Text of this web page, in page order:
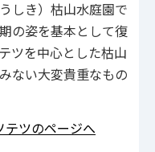
しき）枯山水庭園で
の姿を基本として復
ツを中心とした枯山
ない大変貴重なもの
テツのページへ